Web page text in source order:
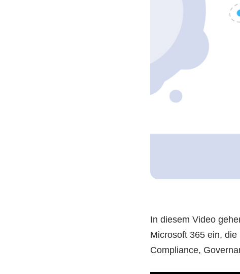
In diesem Video
Microsoft 365 ein,
Compliance,